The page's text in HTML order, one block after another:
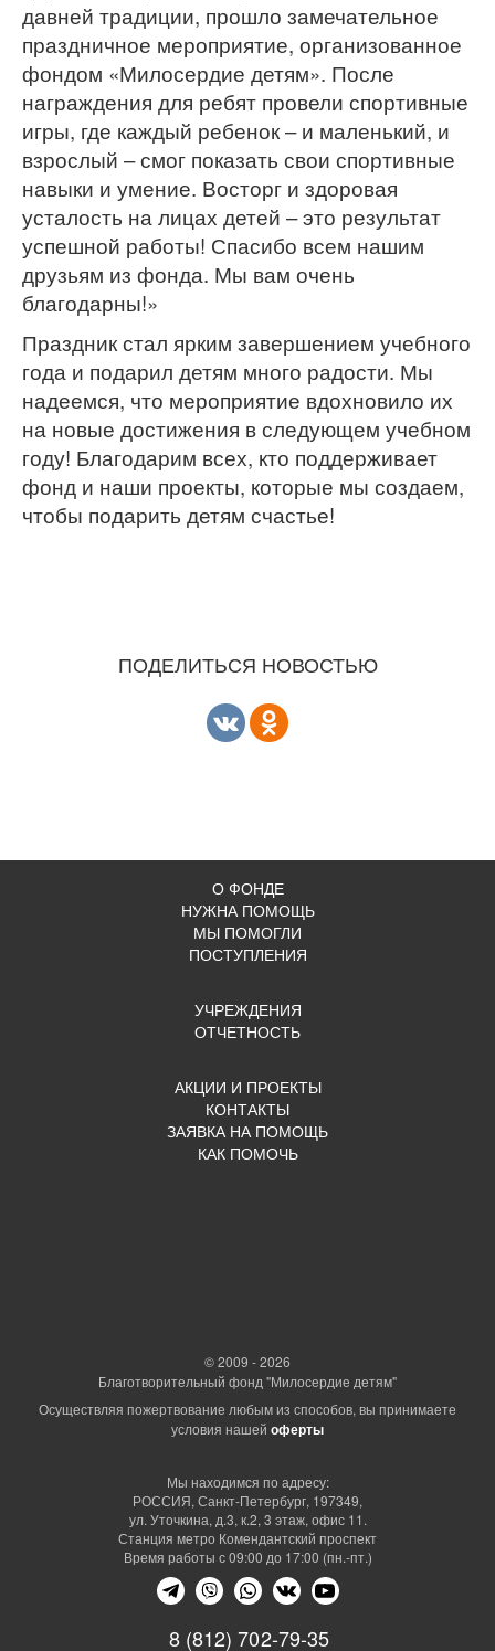
давней традиции, прошло замечательное
праздничное мероприятие, организованное
фондом «Милосердие детям». После
награждения для ребят провели спортивные
игры, где каждый ребенок – и маленький, и
взрослый – смог показать свои спортивные
навыки и умение. Восторг и здоровая
усталость на лицах детей – это результат
успешной работы! Спасибо всем нашим
друзьям из фонда. Мы вам очень
благодарны!»
Праздник стал ярким завершением учебного
года и подарил детям много радости. Мы
надеемся, что мероприятие вдохновило их
на новые достижения в следующем учебном
году! Благодарим всех, кто поддерживает
фонд и наши проекты, которые мы создаем,
чтобы подарить детям счастье!
ПОДЕЛИТЬСЯ НОВОСТЬЮ
О ФОНДЕ
НУЖНА ПОМОЩЬ
МЫ ПОМОГЛИ
ПОСТУПЛЕНИЯ
УЧРЕЖДЕНИЯ
ОТЧЕТНОСТЬ
АКЦИИ И ПРОЕКТЫ
КОНТАКТЫ
ЗАЯВКА НА ПОМОЩЬ
КАК ПОМОЧЬ
© 2009 - 2026
Благотворительный фонд "Милосердие детям"
Осуществляя пожертвование любым из способов, вы принимаете
условия нашей оферты
8 (812) 702-79-35
Мы находимся по адресу:
РОССИЯ, Санкт-Петербург, 197349,
ул. Уточкина, д.3, к.2, 3 этаж, офис 11.
Станция метро Комендантский проспект
Время работы с 09:00 до 17:00 (пн.-пт.)